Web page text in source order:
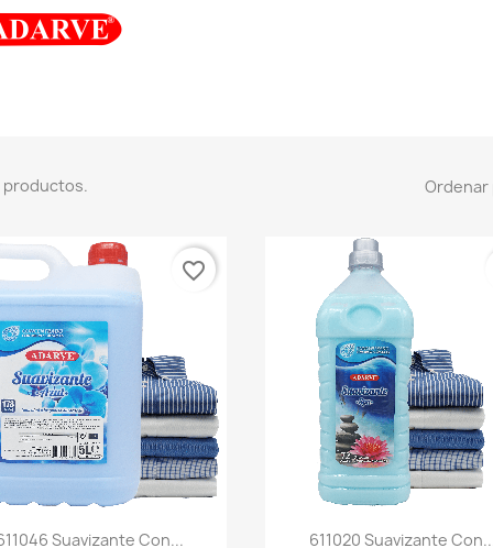
productos. Ordenar
 Vista rápida
Suavizante Con...
favorite_border
Vista rápida
611020 Suavizante